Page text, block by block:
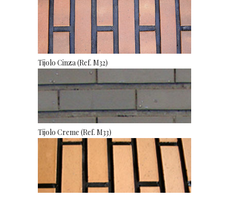
Tijolo Cinza (Ref. M32)
Tijolo Creme (Ref. M33)